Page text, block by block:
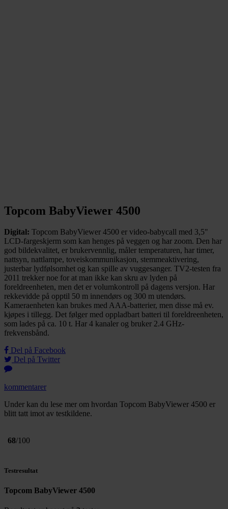
Topcom BabyViewer 4500
Digital: Topcom BabyViewer 4500 er video-babycall med 3,5"
LCD-fargeskjerm som kan henges på veggen og har zoom. Den har
god bildekvalitet, er brukervennlig, måler temperaturen, har timer,
nattsyn, nattlampe, toveiskommunikasjon, stemmeaktivering,
justerbar lydfølsomhet og kan spille av vuggesanger. TV2-testen fra
2011 trekker noe for at man ikke kan skru av lyden på
foreldreenheten, men det er volumkontroll på dagens versjon. Har
rekkevidde på opptil 50 m innendørs og 300 m utendørs.
Kameraenheten kan brukes med AAA-batterier, men disse må ev.
kjøpes i tillegg. Det følger med oppladbart batteri til foreldreenheten,
som lades på ca. 10 t. Har 4 kanaler og bruker 2.4 GHz-
frekvensbånd.
Del på Facebook
Del på Twitter
kommentarer
Under kan du lese mer om hvordan Topcom BabyViewer 4500 er
blitt tatt imot av testkildene.
68/100
Testresultat
Topcom BabyViewer 4500